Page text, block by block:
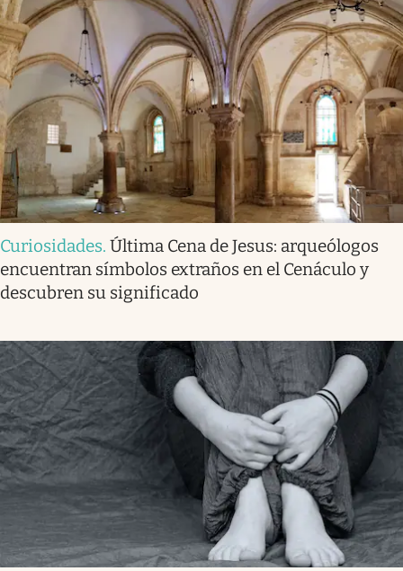
Curiosidades. Última Cena de Jesus: arqueólogos
encuentran símbolos extraños en el Cenáculo y
descubren su significado